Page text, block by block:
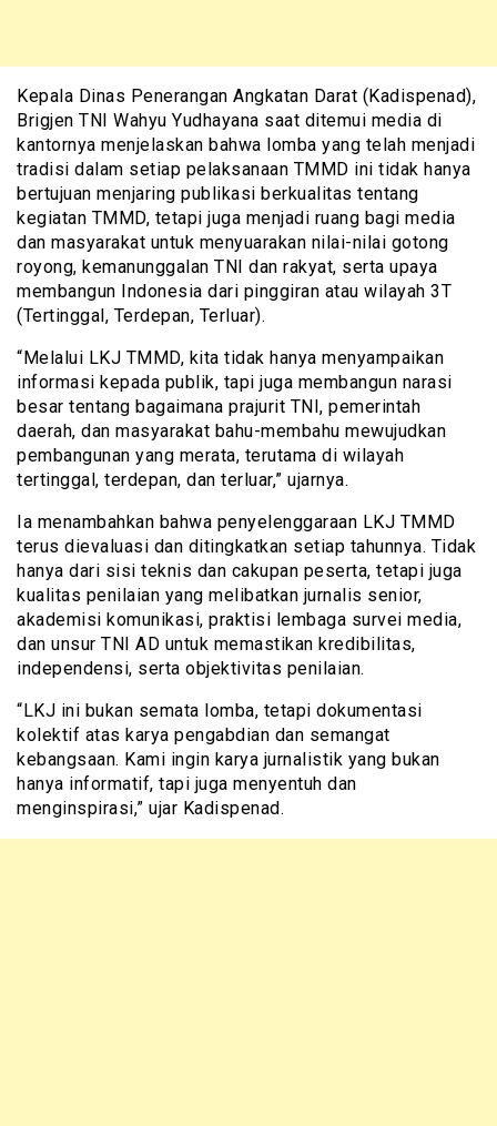
Kepala Dinas Penerangan Angkatan Darat (Kadispenad),
Brigjen TNI Wahyu Yudhayana saat ditemui media di
kantornya menjelaskan bahwa lomba yang telah menjadi
tradisi dalam setiap pelaksanaan TMMD ini tidak hanya
bertujuan menjaring publikasi berkualitas tentang
kegiatan TMMD, tetapi juga menjadi ruang bagi media
dan masyarakat untuk menyuarakan nilai-nilai gotong
royong, kemanunggalan TNI dan rakyat, serta upaya
membangun Indonesia dari pinggiran atau wilayah 3T
(Tertinggal, Terdepan, Terluar).
“Melalui LKJ TMMD, kita tidak hanya menyampaikan
informasi kepada publik, tapi juga membangun narasi
besar tentang bagaimana prajurit TNI, pemerintah
daerah, dan masyarakat bahu-membahu mewujudkan
pembangunan yang merata, terutama di wilayah
tertinggal, terdepan, dan terluar,” ujarnya.
Ia menambahkan bahwa penyelenggaraan LKJ TMMD
terus dievaluasi dan ditingkatkan setiap tahunnya. Tidak
hanya dari sisi teknis dan cakupan peserta, tetapi juga
kualitas penilaian yang melibatkan jurnalis senior,
akademisi komunikasi, praktisi lembaga survei media,
dan unsur TNI AD untuk memastikan kredibilitas,
independensi, serta objektivitas penilaian.
“LKJ ini bukan semata lomba, tetapi dokumentasi
kolektif atas karya pengabdian dan semangat
kebangsaan. Kami ingin karya jurnalistik yang bukan
hanya informatif, tapi juga menyentuh dan
menginspirasi,” ujar Kadispenad.